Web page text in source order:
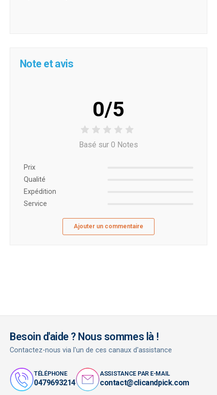
Note et avis
0/5
Basé sur 0 Notes
Prix ​​
Qualité
Expédition
Service
Ajouter un commentaire
Besoin d'aide ? Nous sommes là !
Contactez-nous via l'un de ces canaux d'assistance
TÉLÉPHONE
0479693214
ASSISTANCE PAR E-MAIL
contact@clicandpick.com